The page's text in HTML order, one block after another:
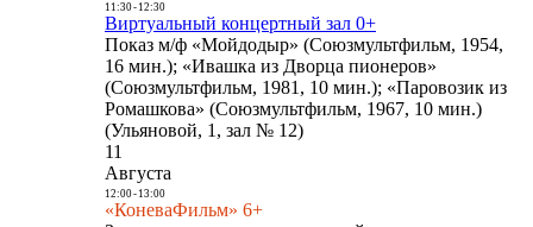
11:30- 12:30
Виртуальный концертный зал 0+
Показ м/ф «Мойдодыр» (Союзмультфильм, 1954,
16 мин.); «Ивашка из Дворца пионеров»
(Союзмультфильм, 1981, 10 мин.); «Паровозик из
Ромашкова» (Союзмультфильм, 1967, 10 мин.)
(Ульяновой, 1, зал № 12)
11
Августа
12:00- 13:00
«КоневаФильм» 6+